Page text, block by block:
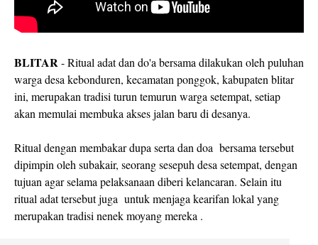
BLITAR- Ritual adat dan do'a bersama dilakukan oleh puluhan
warga desa kebonduren, kecamatan ponggok, kabupaten blitar
ini, merupakan tradisi turun temurun warga setempat, setiap
akan memulai membuka akses jalan baru di desanya.
Ritual dengan membakar dupa serta dan doa bersama tersebut
dipimpin oleh subakair, seorang sesepuh desa setempat, dengan
tujuan agar selama pelaksanaan diberi kelancaran. Selain itu
ritual adat tersebut juga untuk menjaga kearifan lokal yang
merupakan tradisi nenek moyang mereka .